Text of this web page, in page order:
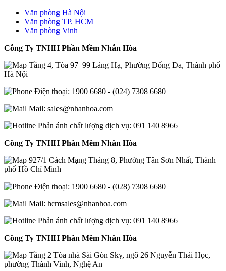
Văn phòng Hà Nội
Văn phòng TP. HCM
Văn phòng Vinh
Công Ty TNHH Phần Mềm Nhân Hòa
Tầng 4, Tòa 97–99 Láng Hạ, Phường Đống Đa, Thành phố
Hà Nội
Điện thoại: 1900 6680 - (024) 7308 6680
Mail: sales@nhanhoa.com
Phản ánh chất lượng dịch vụ: 091 140 8966
Công Ty TNHH Phần Mềm Nhân Hòa
927/1 Cách Mạng Tháng 8, Phường Tân Sơn Nhất, Thành
phố Hồ Chí Minh
Điện thoại: 1900 6680 - (028) 7308 6680
Mail: hcmsales@nhanhoa.com
Phản ánh chất lượng dịch vụ: 091 140 8966
Công Ty TNHH Phần Mềm Nhân Hòa
Tầng 2 Tòa nhà Sài Gòn Sky, ngõ 26 Nguyễn Thái Học,
phường Thành Vinh, Nghệ An